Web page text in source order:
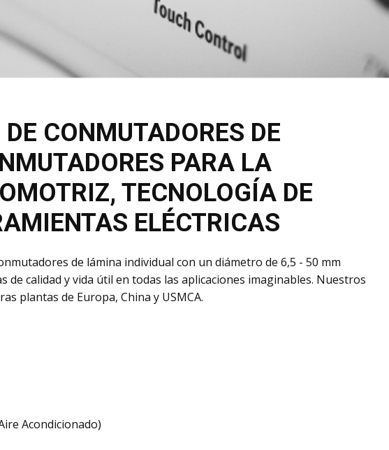
CONMUTADORES DE
PARA LA
TECNOLOGÍA DE
ELÉCTRICAS
de lámina individual con un diámetro de 6,5 - 50 mm
de calidad y vida útil en todas las aplicaciones imaginables. Nuestros
plantas de Europa, China y USMCA.
Acondicionado)